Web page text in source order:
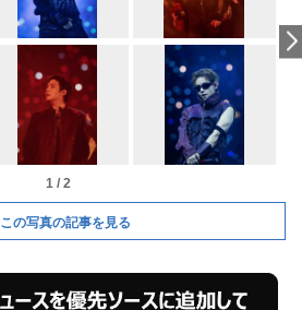
1 / 2
この写真の記事を見る